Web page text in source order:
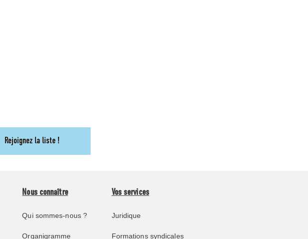
Rejoignez la liste !
Nous connaître
Qui sommes-nous ?
Organigramme
Vos services
Juridique
Formations syndicales